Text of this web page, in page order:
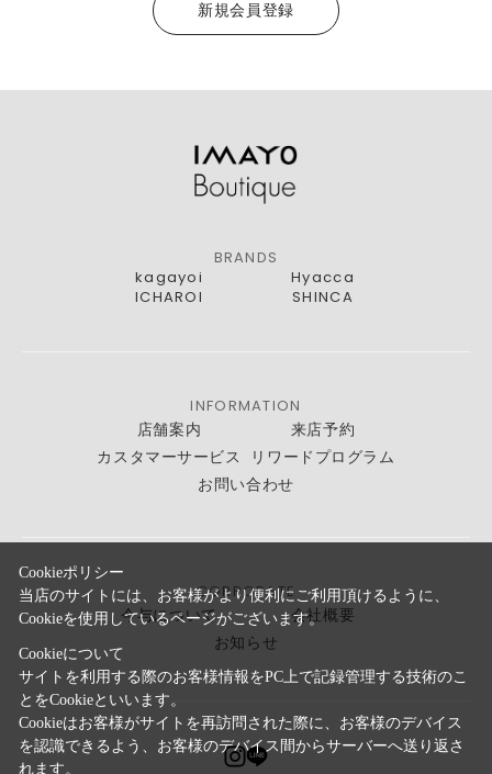
新規会員登録
BRANDS
kagayoi
Hyacca
ICHAROI
SHINCA
INFORMATION
店舗案内
来店予約
カスタマーサービス
リワードプログラム
お問い合わせ
CORPORATE
今与について
会社概要
お知らせ
Cookieポリシー
当店のサイトには、お客様がより便利にご利用頂けるように、
Cookieを使用しているページがございます。
Cookieについて
サイトを利用する際のお客様情報をPC上で記録管理する技術のこ
とをCookieといいます。
Cookieはお客様がサイトを再訪問された際に、お客様のデバイス
を認識できるよう、お客様のデバイス間からサーバーへ送り返さ
れます。